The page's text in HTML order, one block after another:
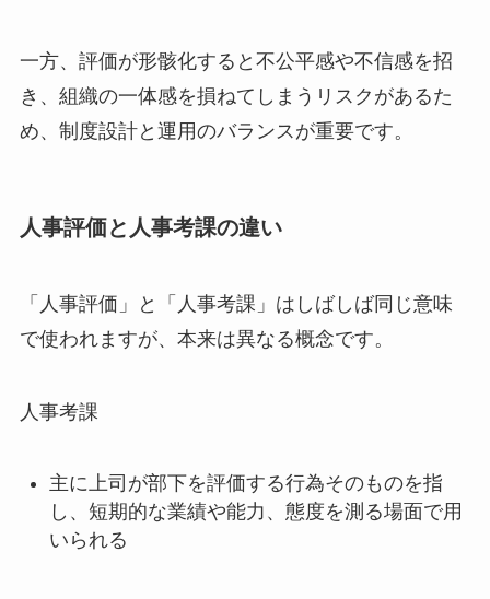
一方、評価が形骸化すると不公平感や不信感を招
き、組織の一体感を損ねてしまうリスクがあるた
め、制度設計と運用のバランスが重要です。
人事評価と人事考課の違い
「人事評価」と「人事考課」はしばしば同じ意味
で使われますが、本来は異なる概念です。
人事考課
主に上司が部下を評価する行為そのものを指
し、短期的な業績や能力、態度を測る場面で用
いられる